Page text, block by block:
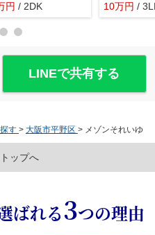
円 / 2DK
10万円 /
LINEで共有する
す > 大阪市平野区 > メゾンそれいゆ
ップへ
ばれる3つの理由